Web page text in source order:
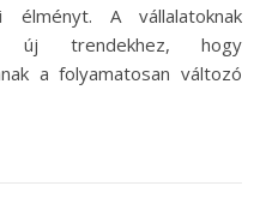
élményt. A vállalatoknak
új trendekhez, hogy
a folyamatosan változó